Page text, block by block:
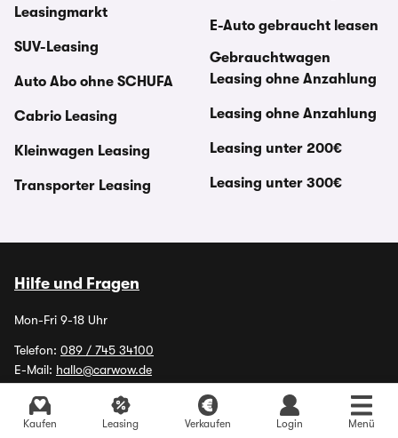
Kaufen Leasing Verkaufen Login Menü
Leasingmarkt
SUV-Leasing
Auto Abo ohne SCHUFA
Cabrio Leasing
Kleinwagen Leasing
Transporter Leasing
E-Auto gebraucht leasen
Gebrauchtwagen
Leasing ohne Anzahlung
Leasing ohne Anzahlung
Leasing unter 200€
Leasing unter 300€
Hilfe und Fragen
Mon-Fri 9-18 Uhr
Telefon: 089 / 745 34100
E-Mail: hallo@carwow.de
Antwortzeit normalerweise 4 Stunden